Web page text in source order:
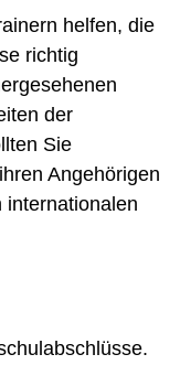
helfen, die
richtig
der
Sie
Angehörigen
internationalen